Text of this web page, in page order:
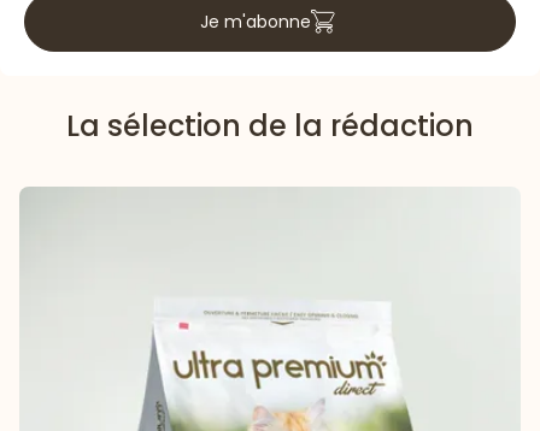
Je m'abonne
La sélection de la rédaction